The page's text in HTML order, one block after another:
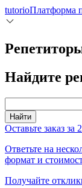
tutorioПлатформа
Найдите
Найти
Оставьте заказ
Ответьте на
формат и
Получайте